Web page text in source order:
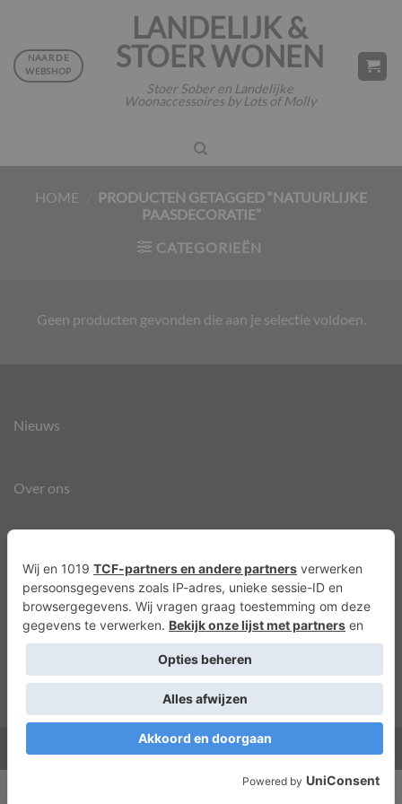
inhoud
LANDELIJK &
STOER WONEN
Stoer Sober en Landelijke
Woonaccessoires by Lots of Molly
NAAR DE
WEBSHOP
HOME
PRODUCTEN GETAGGED “NATUURLIJKE
PAASDECORATIE”
CATEGORIEËN
Geen producten gevonden die aan je selectie voldoen.
Nieuws
Over ons
Privacyverklaring
Cookies
Copyright 2026 ©Lots of Molly